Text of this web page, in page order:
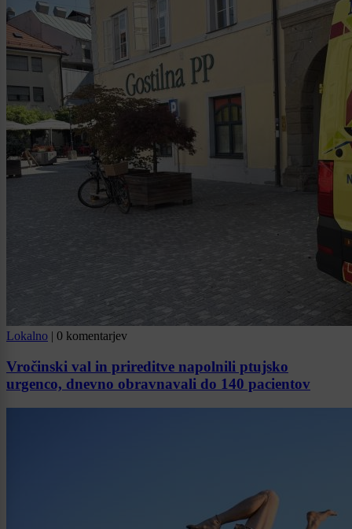
Lokalno | 0 komentarjev
Vročinski val in prireditve napolnili ptujsko
urgenco, dnevno obravnavali do 140 pacientov